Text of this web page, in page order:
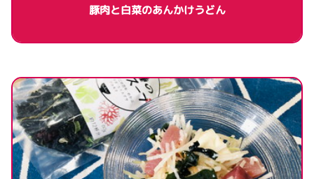
豚肉と白菜のあんかけうどん